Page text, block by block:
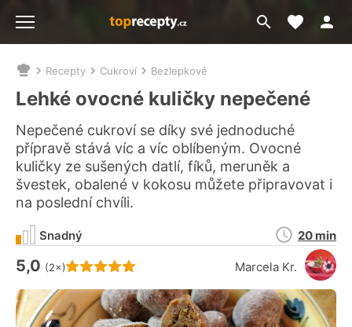
Přejít
na
Moje
Nacházíte
se
zde:
Recepty Cukroví Bezlepkové
Lehké ovocné kuličky nepečené
Nepečené cukroví se díky své jednoduché
přípravě stává víc a víc oblíbeným. Ovocné
kuličky ze sušených datlí, fíků, meruněk a
švestek, obalené v kokosu můžete připravovat i
na poslední chvíli.
Hodnocení receptu je
5,0 (2×) Marcela Kr.
Snadný
Doba
přípravy
20 min